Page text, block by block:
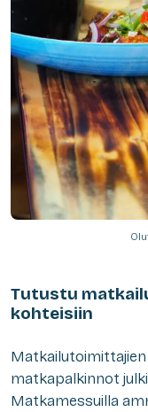
Tutustu
kohteisiin
matkapalkinnot
Matkamessuilla